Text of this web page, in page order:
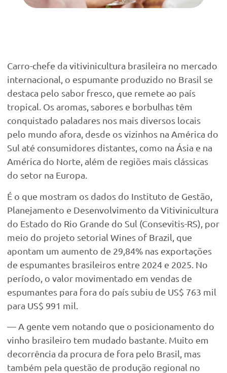
Carro-chefe da vitivinicultura brasileira no mercado
internacional, o espumante produzido no Brasil se
destaca pelo sabor fresco, que remete ao país
tropical. Os aromas, sabores e borbulhas têm
conquistado paladares nos mais diversos locais
pelo mundo afora, desde os vizinhos na América do
Sul até consumidores distantes, como na Ásia e na
América do Norte, além de regiões mais clássicas
do setor na Europa.
É o que mostram os dados do Instituto de Gestão,
Planejamento e Desenvolvimento da Vitivinicultura
do Estado do Rio Grande do Sul (Consevitis-RS), por
meio do projeto setorial Wines of Brazil, que
apontam um aumento de 29,84% nas exportações
de espumantes brasileiros entre 2024 e 2025. No
período, o valor movimentado em vendas de
espumantes para fora do país subiu de US$ 763 mil
para US$ 991 mil.
— A gente vem notando que o posicionamento do
vinho brasileiro tem mudado bastante. Muito em
decorrência da procura de fora pelo Brasil, mas
também pela questão de produção regional no